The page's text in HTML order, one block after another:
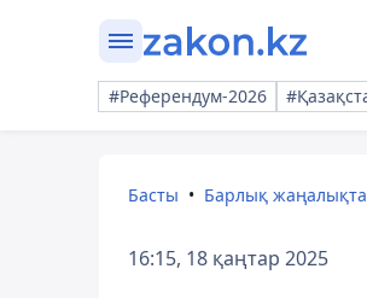
#Референдум-2026
Басты Барлық
16:15, 18 қаңтар 2025